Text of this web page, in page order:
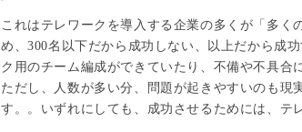
これはテレワークを導入する企業の多くが「多
め、300名以下だから成功しない、以上だから成
ク用のチーム編成ができていたり、不備や不具合
ただし、人数が多い分、問題が起きやすいのも現
す。。いずれにしても、成功させるためには、テ